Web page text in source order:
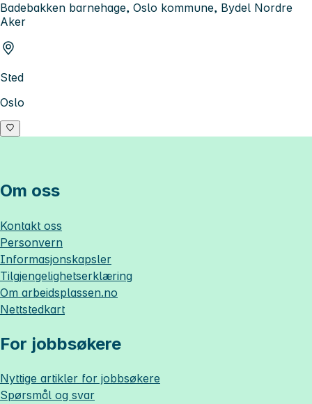
Badebakken barnehage, Oslo kommune, Bydel Nordre
Aker
Sted
Oslo
Om oss
Kontakt oss
Personvern
Informasjonskapsler
Tilgjengelighetserklæring
Om arbeidsplassen.no
Nettstedkart
For jobbsøkere
Nyttige artikler for jobbsøkere
Spørsmål og svar